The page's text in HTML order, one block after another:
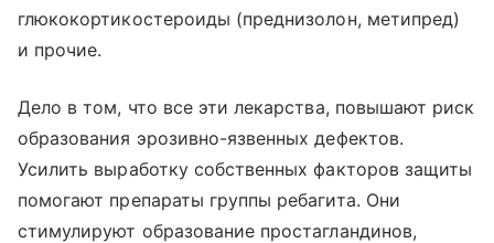
глюкокортикостероиды (преднизолон, метипред)
и прочие.
Дело в том, что все эти лекарства, повышают риск
образования эрозивно-язвенных дефектов.
Усилить выработку собственных факторов защиты
помогают препараты группы ребагита. Они
стимулируют образование простагландинов,